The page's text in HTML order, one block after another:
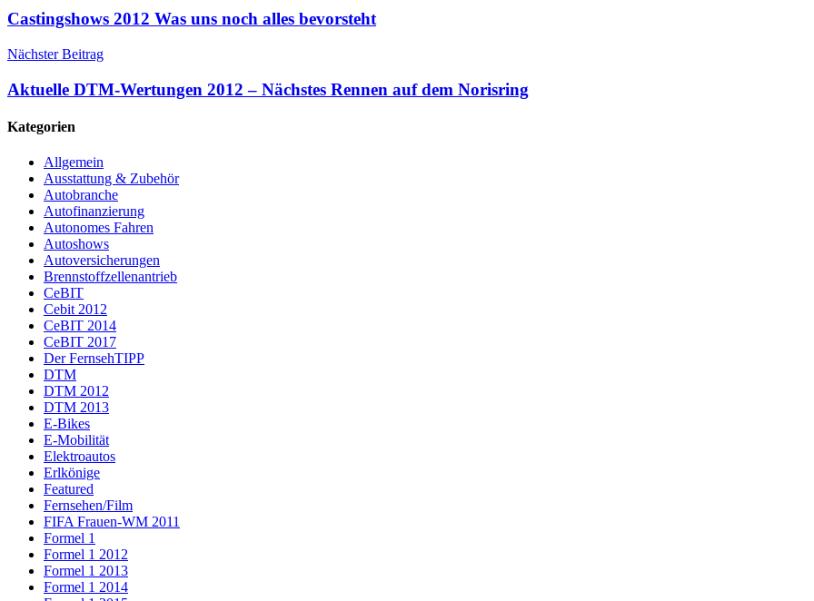
Castingshows 2012 Was uns noch alles bevorsteht
Nächster Beitrag
Aktuelle DTM-Wertungen 2012 – Nächstes Rennen auf dem Norisring
Kategorien
Allgemein
Ausstattung & Zubehör
Autobranche
Autofinanzierung
Autonomes Fahren
Autoshows
Autoversicherungen
Brennstoffzellenantrieb
CeBIT
Cebit 2012
CeBIT 2014
CeBIT 2017
Der FernsehTIPP
DTM
DTM 2012
DTM 2013
E-Bikes
E-Mobilität
Elektroautos
Erlkönige
Featured
Fernsehen/Film
FIFA Frauen-WM 2011
Formel 1
Formel 1 2012
Formel 1 2013
Formel 1 2014